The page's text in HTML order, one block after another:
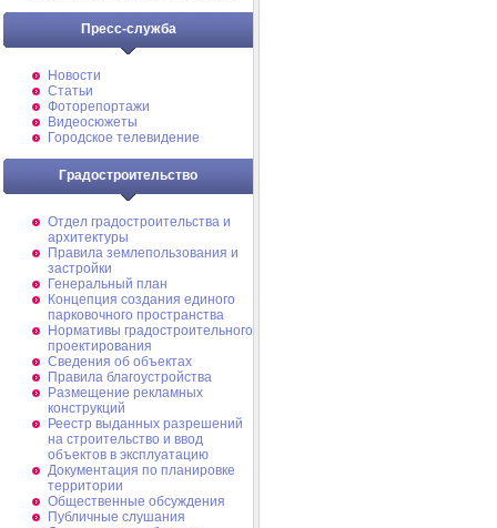
Пресс-служба
Новости
Статьи
Фоторепортажи
Видеосюжеты
Городское телевидение
Градостроительство
Отдел градостроительства и
архитектуры
Правила землепользования и
застройки
Генеральный план
Концепция создания единого
парковочного пространства
Нормативы градостроительного
проектирования
Сведения об объектах
Правила благоустройства
Размещение рекламных
конструкций
Реестр выданных разрешений
на строительство и ввод
объектов в эксплуатацию
Документация по планировке
территории
Общественные обсуждения
Публичные слушания